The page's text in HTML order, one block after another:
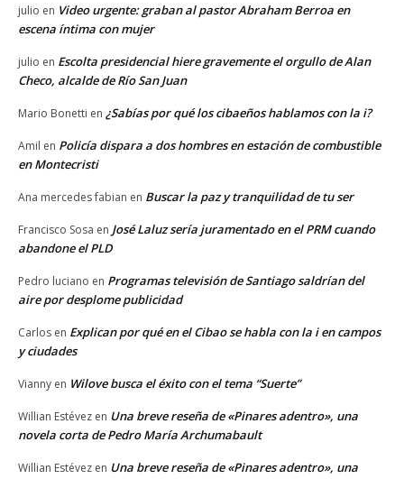
julio en Video urgente: graban al pastor Abraham Berroa en
escena íntima con mujer
julio en Escolta presidencial hiere gravemente el orgullo de Alan
Checo, alcalde de Río San Juan
Mario Bonetti en ¿Sabías por qué los cibaeños hablamos con la i?
Amil en Policía dispara a dos hombres en estación de combustible
en Montecristi
Ana mercedes fabian en Buscar la paz y tranquilidad de tu ser
Francisco Sosa en José Laluz sería juramentado en el PRM cuando
abandone el PLD
Pedro luciano en Programas televisión de Santiago saldrían del
aire por desplome publicidad
Carlos en Explican por qué en el Cibao se habla con la i en campos
y ciudades
Vianny en Wilove busca el éxito con el tema “Suerte”
Willian Estévez en Una breve reseña de «Pinares adentro», una
novela corta de Pedro María Archumabault
Willian Estévez en Una breve reseña de «Pinares adentro», una